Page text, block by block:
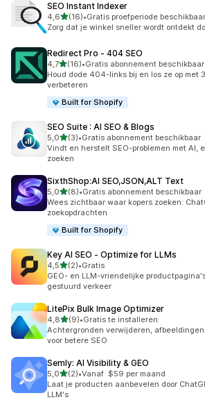
SEO Instant Indexer
4,6van 5 sterren
(16)
16 recensies in totaal
•Gratis proefperiode beschikbaar
Zorg dat je winkel sneller wordt ontdekt
Redirect Pro ‑ 404 SEO
4,7van 5 sterren
(16)
16 recensies in totaal
•Gratis abonnement beschikbaar
Houd dode 404-links bij en los ze op met
verbeteren
Built for Shopify
SEO Suite : AI SEO & Blogs
5,0van 5 sterren
(3)
3 recensies in totaal
•Gratis abonnement beschikbaar
Vindt en herstelt SEO-problemen met AI,
zoeken
SixthShop:AI SEO,JSON,ALT Text
5,0van 5 sterren
(8)
8 recensies in totaal
•Gratis abonnement beschikbaar
Wees zichtbaar waar kopers zoeken:
zoekopdrachten
Built for Shopify
Key AI SEO ‑ Optimize for LLMs
4,5van 5 sterren
(2)
2 recensies in totaal
•Gratis
GEO- en LLM-vriendelijke
gestuurd verkeer
LitePix Bulk Image Optimizer
4,8van 5 sterren
(9)
9 recensies in totaal
•Gratis te installeren
Achtergronden verwijderen,
voor betere SEO
Semly: AI Visibility & GEO
5,0van 5 sterren
(2)
2 recensies in totaal
•Vanaf $59 per maand
Laat je producten aanbevelen door
LLM's